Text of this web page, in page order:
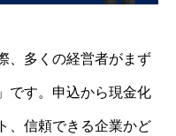
、多くの経営者がまず
です。申込から現金化
、信頼できる企業かど